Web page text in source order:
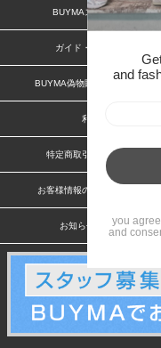
BUYMAスタートガイド
ガイド・お問い合わせ
BUYMA偽物販売防止の取り組み
利用規約
特定商取引法に関する表記
お客様情報の外部送信について
お知らせ(PCサイト)